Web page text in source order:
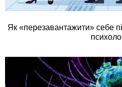
Як «перезавантажити» себе